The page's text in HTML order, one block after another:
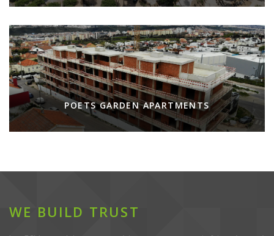
POETS GARDEN APARTMENTS
WE BUILD TRUST